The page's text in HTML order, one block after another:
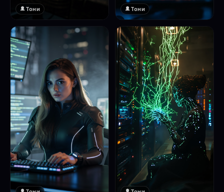
Тони
❤️
1
Тони